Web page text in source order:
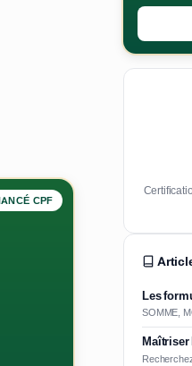
CPF
Les
SOMME,
Maîtriser